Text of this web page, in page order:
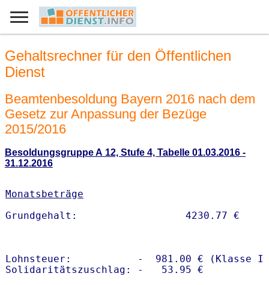
Gehaltsrechner für den Öffentlichen
Dienst
Beamtenbesoldung Bayern 2016 nach dem
Gesetz zur Anpassung der Bezüge
2015/2016
Besoldungsgruppe A 12, Stufe 4, Tabelle 01.03.2016 -
31.12.2016
Monatsbeträge
Lohnsteuer:           -  981.00 € (Klasse I)
Solidaritätszuschlag: -   53.95 €